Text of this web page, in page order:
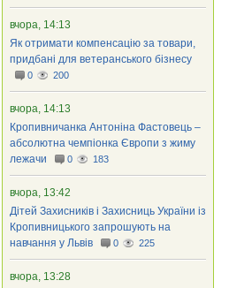
вчора, 14:13
Як отримати компенсацію за товари,
придбані для ветеранського бізнесу
0 200
вчора, 14:13
Кропивничанка Антоніна Фастовець –
абсолютна чемпіонка Європи з жиму
лежачи
0 183
вчора, 13:42
Дітей Захисників і Захисниць України із
Кропивницького запрошують на
навчання у Львів
0 225
вчора, 13:28